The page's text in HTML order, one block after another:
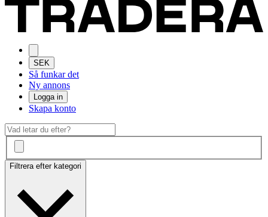
SEK
Så funkar det
Ny annons
Logga in
Skapa konto
Filtrera efter kategori